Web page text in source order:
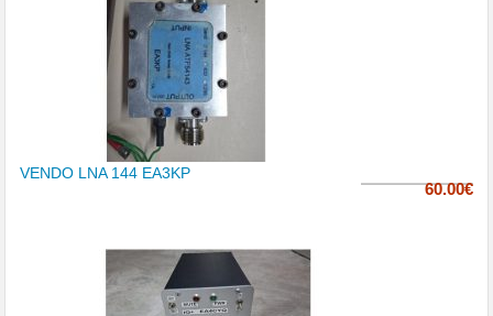
VENDO LNA 144 EA3KP
60.00€